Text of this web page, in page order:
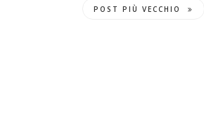
POST PIÙ VECCHIO